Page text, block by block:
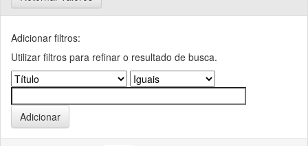
Adicionar filtros:
Utilizar filtros para refinar o resultado de busca.